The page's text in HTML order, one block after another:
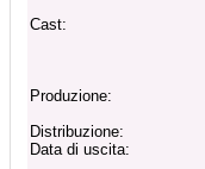
Cast:
Produzione:
Distribuzione:
Data di uscita: